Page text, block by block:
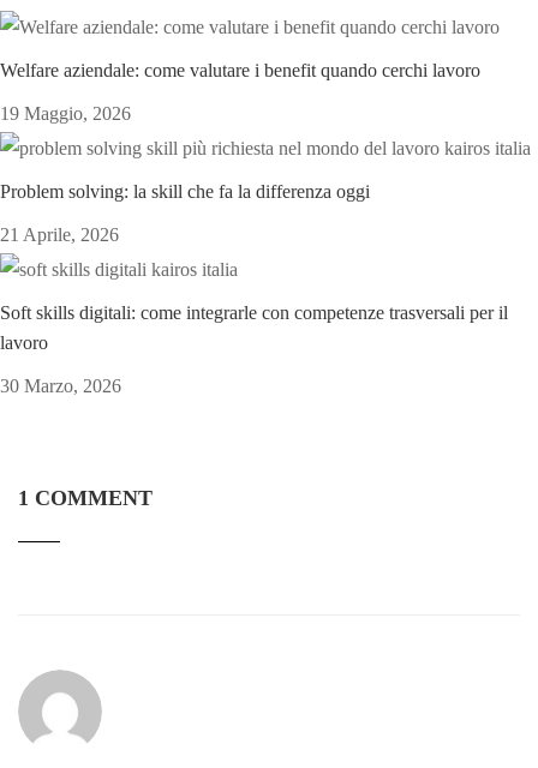
Welfare aziendale: come valutare i benefit quando cerchi lavoro
19 Maggio, 2026
Problem solving: la skill che fa la differenza oggi
21 Aprile, 2026
Soft skills digitali: come integrarle con competenze trasversali per il
lavoro
30 Marzo, 2026
1 COMMENT